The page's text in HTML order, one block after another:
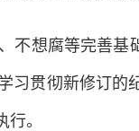
想腐等完善基
习贯彻新修订的
。